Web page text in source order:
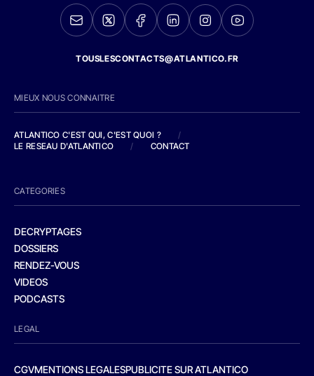
TOUSLESCONTACTS@ATLANTICO.FR
MIEUX NOUS CONNAITRE
ATLANTICO C'EST QUI, C'EST QUOI ?
/
LE RESEAU D'ATLANTICO
/ CONTACT
CATEGORIES
DECRYPTAGES
DOSSIERS
RENDEZ-VOUS
VIDEOS
PODCASTS
LEGAL
CGVMENTIONS LEGALESPUBLICITE SUR ATLANTICO